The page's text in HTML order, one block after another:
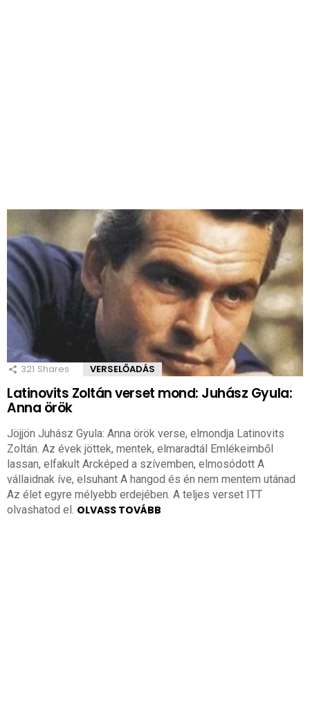
321 Shares VERSELŐADÁS
Latinovits Zoltán verset mond: Juhász Gyula:
Anna örök
Jöjjön Juhász Gyula: Anna örök verse, elmondja Latinovits
Zoltán. Az évek jöttek, mentek, elmaradtál Emlékeimből
lassan, elfakult Arcképed a szívemben, elmosódott A
vállaidnak íve, elsuhant A hangod és én nem mentem utánad
Az élet egyre mélyebb erdejében. A teljes verset ITT
olvashatod el. OLVASS TOVÁBB